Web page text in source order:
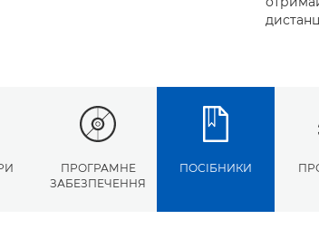
ПРОГРАМНЕ
ЗАБЕЗПЕЧЕННЯ
ПОСІБНИКИ